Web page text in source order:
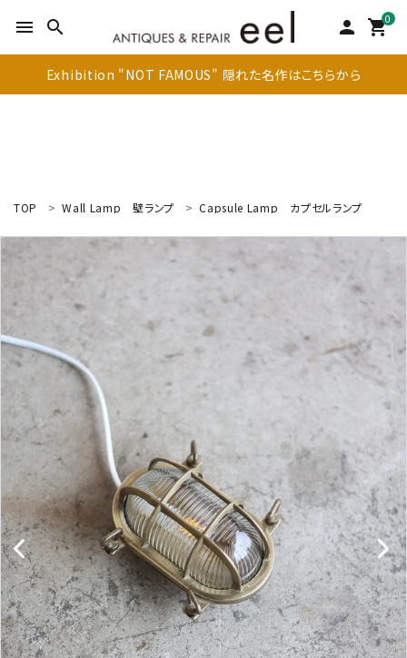
menu search person 0
shopping_cart
Exhibition "NOT FAMOUS" 隠れた名作はこちらから
新着商品
アイテムを探す
テーブル
キャビネット
ソファ
照明
ドア
TOP Wall Lamp 壁ランプ Capsule Lamp カプセルランプ